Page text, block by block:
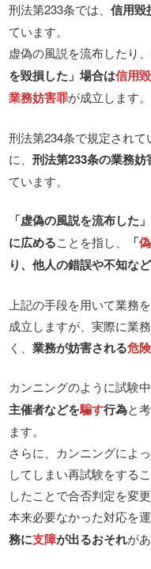
刑法第233条では、信用毀
ています。
虚偽の風説を流布したり
を毀損した」場合は信用
業務妨害罪が成立します。
刑法第234条で規定され
に、刑法第233条の業務妨
ています。
「虚偽の風説を流布した」
に広めることを指し、 「
り、他人の錯誤や不知な
上記の手段を用いて業務
成立しますが、実際に業
く、業務が妨害される危
カンニングのように試験
主催者などを騙す行為と
ます。
さらに、カンニングによ
してしまい再試験をする
したことで合否判定を変
本来必要なかった対応を
務に支障が出るおそれが